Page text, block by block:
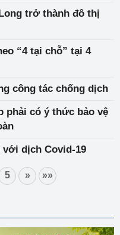
trở thành đô thị
“4 tại chỗ” tại 4
công tác chống dịch
phải có ý thức bảo vệ
với dịch Covid-19
5 » »»